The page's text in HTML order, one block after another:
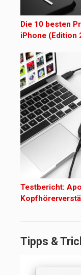
Die 10 besten
iPhone (Edition
Testbericht:
Tipps &